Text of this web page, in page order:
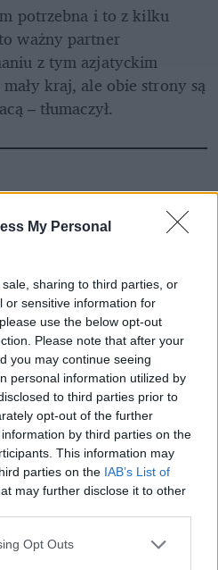
My Personal
sharing to third parties, or
or sensitive information for
use the below opt-out
Please note that after your
you may continue seeing
personal information utilized by
to third parties prior to
opt-out of the further
by third parties on the
This information may
parties on the IAB’s List of
may further disclose it to other
Opt Outs
potrzebna i to z kilku
ważny partner
z tym azjatyckim
kraj, ale obie strony są
– tłumaczył.
zniszczyć Ukrainę i
stracił cierpliwość do Rosji.
Pekinu z mocnym
ws. wojny
rakiety spadają na
kraje zamknęły
powietrzną
6 bombowców w
miejsce. Ujawniono
MSZ przekazał